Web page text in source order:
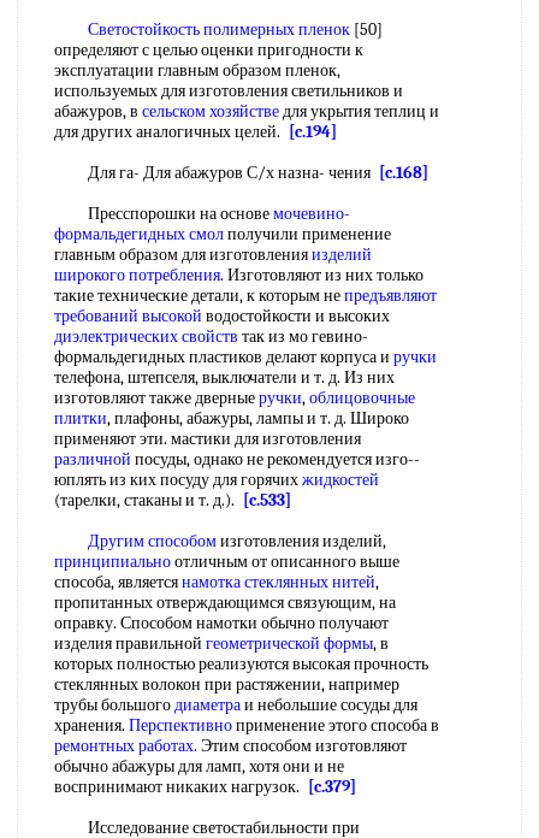
Светостойкостьполимерных пленок [50]
определяют с целью оценки пригодности к
эксплуатации главным образом пленок,
используемых для изготовления светильников и
абажуров, в сельском хозяйстведля укрытия теплиц и
для других аналогичных целей.
[c.194]
Для га- Для абажуров С/х назна- чения [c.168]
Пресспорошки на основемочевино-
формальдегидных смолполучили применение
главным образом для изготовленияизделий
широкого потребления. Изготовляют из них только
такие технические детали, к которым непредъявляют
требований высокой водостойкости и высоких
диэлектрических свойств так из мо гевино-
формальдегидных пластиков делают корпуса и ручки
телефона, штепселя, выключатели и т. д. Из них
изготовляют также дверныеручки,облицовочные
плитки, плафоны, абажуры, лампы и т. д. Широко
применяют эти. мастики для изготовления
различной посуды, однако не рекомендуется изго--
юплять из ких посуду для горячихжидкостей
(тарелки, стаканы и т. д.).
[c.533]
Другим способомизготовления изделий,
принципиальноотличным от описанного выше
способа, являетсянамотка стеклянных нитей,
пропитанных отверждающимся связующим, на
оправку. Способом намотки обычно получают
изделия правильной геометрической формы, в
которых полностью реализуются высокая прочность
стеклянных волокон при растяжении, например
трубы большогодиаметраи небольшие сосуды для
хранения. Перспективноприменение этого способа в
ремонтных работах. Этим способом изготовляют
обычно абажуры для ламп, хотя они и не
воспринимают никаких нагрузок.
[c.379]
Исследование светостабильности при